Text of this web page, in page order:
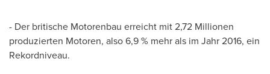
- Der britische Motorenbau erreicht mit 2,72 Millionen
produzierten Motoren, also 6,9 % mehr als im Jahr 2016, ein
Rekordniveau.